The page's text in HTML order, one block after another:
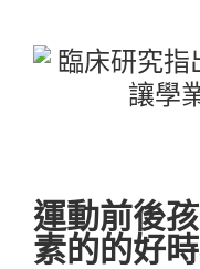
運動前後
素的的好